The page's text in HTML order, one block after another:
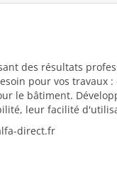
des résultats
pour vos travaux
le bâtiment.
leur facilité
direct.fr